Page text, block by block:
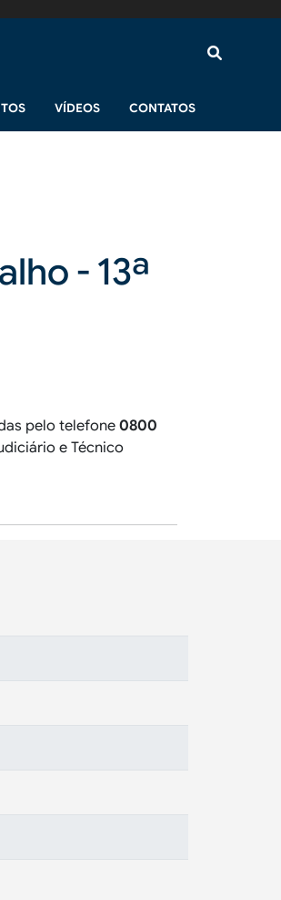
VÍDEOS CONTATOS
- 13ª
pelo telefone 0800
e Técnico